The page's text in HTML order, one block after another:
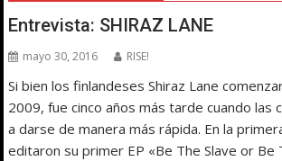
Entrevista: SHIRAZ LANE
mayo 30, 2016 RISE!
Si bien los finlandeses Shiraz Lane
2009, fue cinco años más tarde cuando las
a darse de manera más rápida. En la
editaron su primer EP «Be The Slave or Be